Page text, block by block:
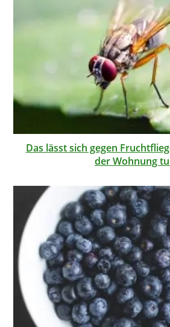
Das lässt sich gegen
der Wohnung